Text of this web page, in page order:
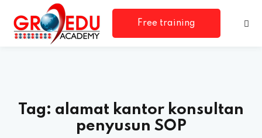
Free training
Tag: alamat kantor konsultan
penyusun SOP